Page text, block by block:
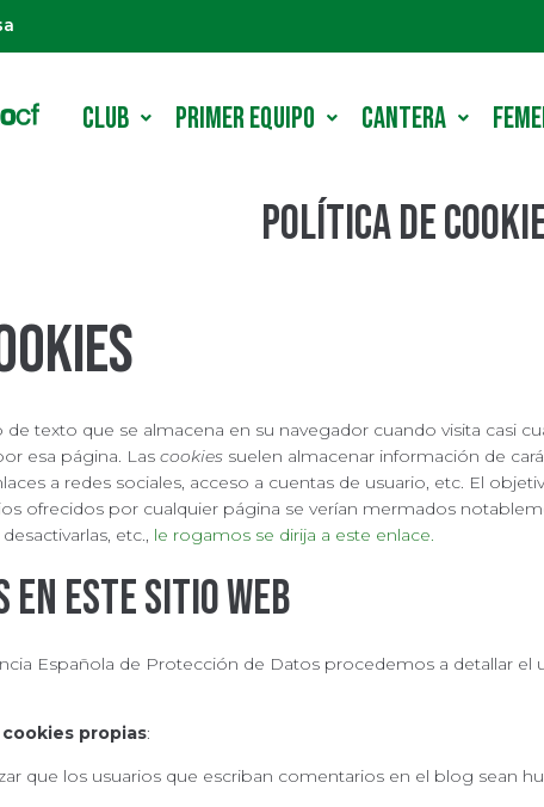
CLUB PRIMER EQUIPO CANTERA
Política de
texto que se almacena en su navegador cuando visita casi
esa página. Las cookies suelen almacenar información de
a redes sociales, acceso a cuentas de usuario, etc. El
ofrecidos por cualquier página se verían mermados
etc., le rogamos se dirija a este enlace.
en este sitio web
Española de Protección de Datos procedemos a detallar el
cookies propias:
que los usuarios que escriban comentarios en el blog sean